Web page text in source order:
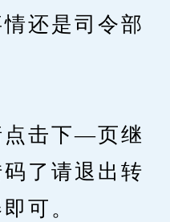
还是司令部
击下—页继
了请退出转
可。